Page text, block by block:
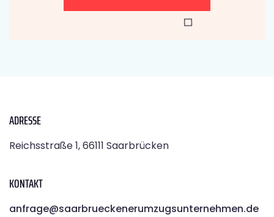
ADRESSE
Reichsstraße 1, 66111 Saarbrücken
KONTAKT
anfrage@saarbrueckenerumzugsunternehmen.de